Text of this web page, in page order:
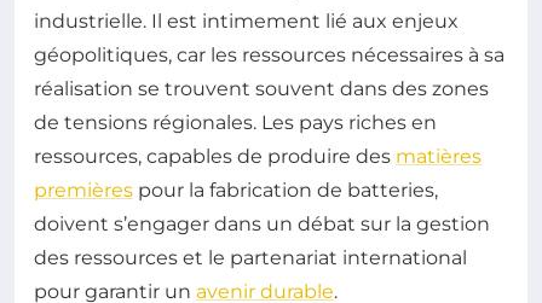
industrielle. Il est intimement lié aux enjeux
géopolitiques, car les ressources nécessaires à sa
réalisation se trouvent souvent dans des zones
de tensions régionales. Les pays riches en
ressources, capables de produire des matières
premières pour la fabrication de batteries,
doivent s’engager dans un débat sur la gestion
des ressources et le partenariat international
pour garantir un avenir durable.